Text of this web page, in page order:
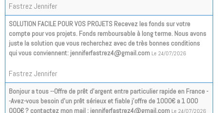
Fastrez Jennifer
SOLUTION FACILE POUR VOS PROJETS Recevez les fonds sur votre
compte pour vos projets. Fonds remboursable à long terme. Nous avons
juste la solution que vous recherchez avec de très bonnes conditions
qui vous conviennent: jenniferfastrez4@gmail.com Le 24/07/2026
Fastrez Jennifer
Bonjour a tous --Offre de prêt d'argent entre particulier rapide en France -
-Avez-vous besoin d'un prêt sérieux et fiable j'offre de 1000€ a 1 000
000€ ? contactez mon mail : jenniferfastrez4@gmail.com Le 24/07/2026